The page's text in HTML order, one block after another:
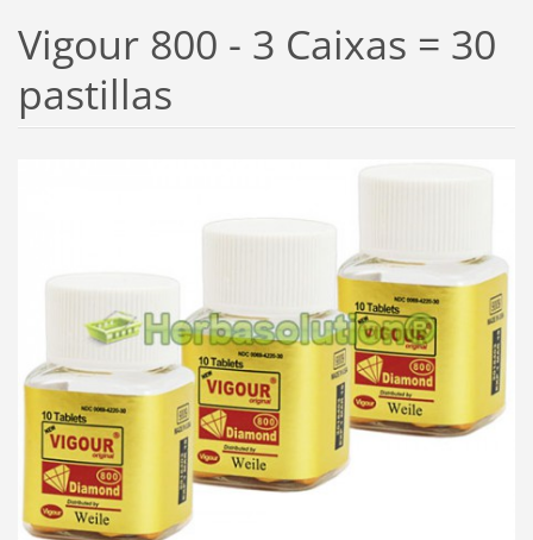
Vigour 800 - 3 Caixas = 30
pastillas